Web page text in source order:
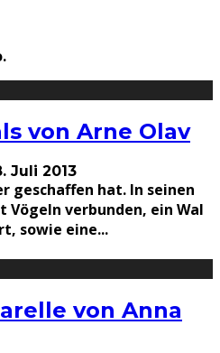
von Arne Olav
Juli 2013
geschaffen hat. In seinen
Vögeln verbunden, ein Wal
sowie eine...
von Anna